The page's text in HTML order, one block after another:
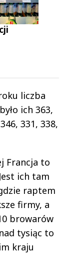
liczba
ich 363,
331, 338,
Francja to
ich tam
raptem
firmy, a
browarów
tysiąc to
kraju